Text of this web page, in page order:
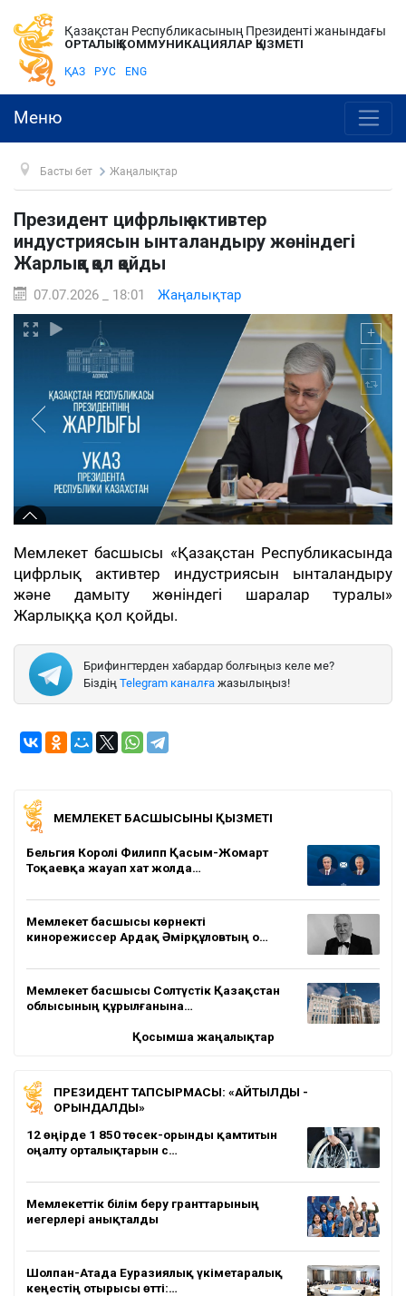
Қазақстан Республикасының Президенті жанындағы
ОРТАЛЫҚ КОММУНИКАЦИЯЛАР ҚЫЗМЕТІ
ҚАЗ РУС ENG
Меню
Басты бет Жаңалықтар
Президент цифрлық активтер
индустриясын ынталандыру жөніндегі
Жарлыққа қол қойды
07.07.2026 _ 18:01 Жаңалықтар
Мемлекет басшысы «Қазақстан Республикасында
цифрлық активтер индустриясын ынталандыру
және дамыту жөніндегі шаралар туралы»
Жарлыққа қол қойды.
Брифингтерден хабардар болғыңыз келе ме?
Біздің Telegram каналға жазылыңыз!
МЕМЛЕКЕТ БАСШЫСЫНЫҢ ҚЫЗМЕТІ
Бельгия Королі Филипп Қасым-Жомарт
Тоқаевқа жауап хат жолда…
Мемлекет басшысы көрнекті
кинорежиссер Ардақ Әмірқұловтың о…
Мемлекет басшысы Солтүстік Қазақстан
облысының құрылғанына…
Қосымша жаңалықтар
ПРЕЗИДЕНТ ТАПСЫРМАСЫ: «АЙТЫЛДЫ -
ОРЫНДАЛДЫ»
12 өңірде 1 850 төсек-орынды қамтитын
оңалту орталықтарын с…
Мемлекеттік білім беру гранттарының
иегерлері анықталды
Шолпан-Атада Еуразиялық үкіметаралық
кеңестің отырысы өтті:…